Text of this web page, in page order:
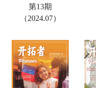
第13期
（2024.07）